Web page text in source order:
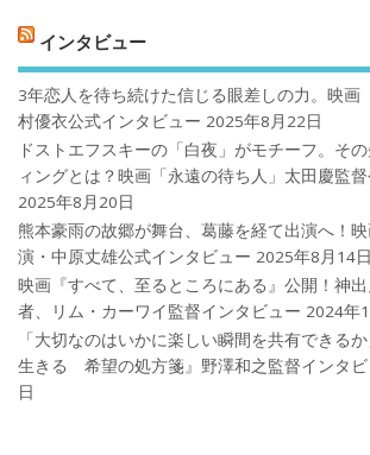
インタビュー
3年恋人を待ち続けた信じる眼差しの力。映画
村優衣公式インタビュー 2025年8月22日
ドストエフスキーの「白夜」がモチーフ。そ
ィングとは？映画「永遠の待ち人」太田慶監
2025年8月20日
熊本豪雨の故郷が舞台、葛藤を経て出演へ！
演・中原丈雄公式インタビュー 2025年8月14日
映画『すべて、至るところにある』公開！神
者、リム・カーワイ監督インタビュー 2024年
「大切なのはいかに楽しい瞬間を共有できる
生きる 希望の処方箋』野澤和之監督インタビ
日